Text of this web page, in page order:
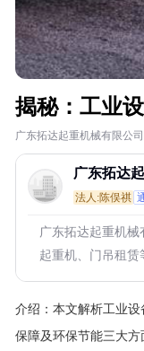
揭秘：工业
广东拓达起重机械有限公司
广东拓达
法人:陈俣祺
广东拓达起重机械
起重机、门吊租赁
介绍： 本文解析工业
保障及环保节能三大